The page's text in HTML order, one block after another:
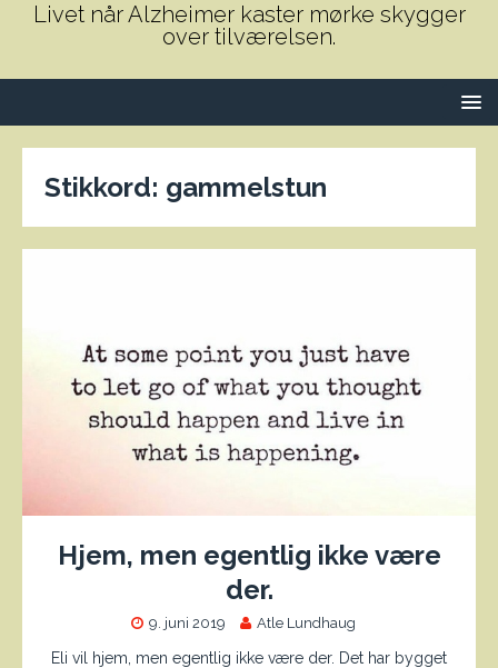
Livet når Alzheimer kaster mørke skygger
over tilværelsen.
Stikkord: gammelstun
Hjem, men egentlig ikke være
der.
9. juni 2019 Atle Lundhaug
Eli vil hjem, men egentlig ikke være der. Det har bygget